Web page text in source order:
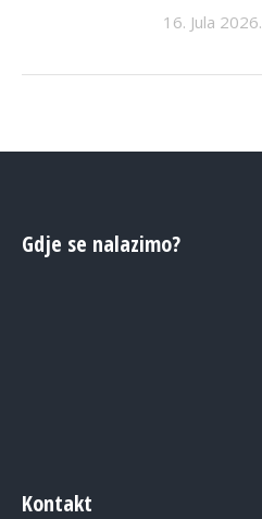
16. Jula 2026.
Gdje se nalazimo?
Kontakt